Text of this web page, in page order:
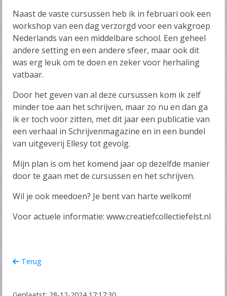
Naast de vaste cursussen heb ik in februari ook een
workshop van een dag verzorgd voor een vakgroep
Nederlands van een middelbare school. Een geheel
andere setting en een andere sfeer, maar ook dit
was erg leuk om te doen en zeker voor herhaling
vatbaar.
Door het geven van al deze cursussen kom ik zelf
minder toe aan het schrijven, maar zo nu en dan ga
ik er toch voor zitten, met dit jaar een publicatie van
een verhaal in Schrijvenmagazine en in een bundel
van uitgeverij Ellesy tot gevolg.
Mijn plan is om het komend jaar op dezelfde manier
door te gaan met de cursussen en het schrijven.
Wil je ook meedoen? Je bent van harte welkom!
Voor actuele informatie: www.creatiefcollectiefelst.nl
Terug